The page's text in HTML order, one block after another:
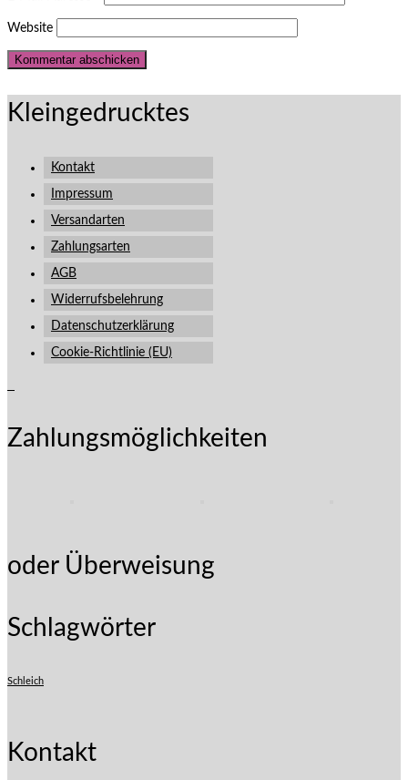
Website
Kleingedrucktes
Kontakt
Impressum
Versandarten
Zahlungsarten
AGB
Widerrufsbelehrung
Datenschutzerklärung
Cookie-Richtlinie (EU)
Zahlungsmöglichkeiten
oder Überweisung
Schlagwörter
Schleich
Kontakt